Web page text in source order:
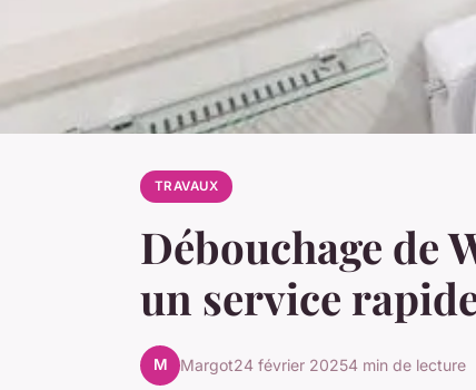
TRAVAUX
Débouchage de
un service
M Margot24 février 20254 min de lecture